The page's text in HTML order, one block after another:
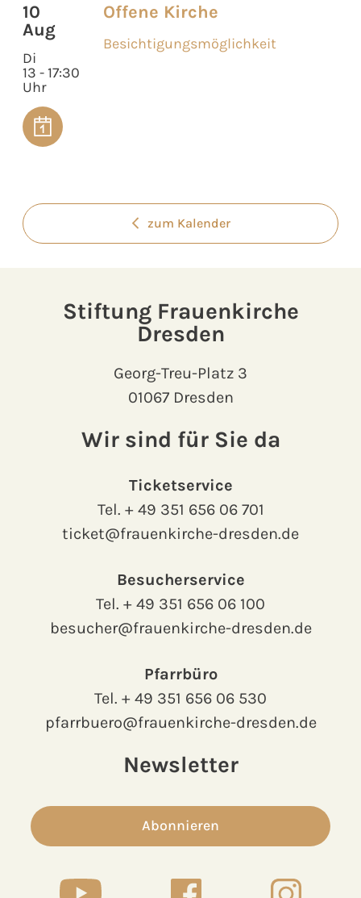
10
Aug
Di
13 - 17:30
Uhr
Offene Kirche
Besichtigungsmöglichkeit
zum Kalender
Stiftung Frauenkirche
Dresden
Georg-Treu-Platz 3
01067 Dresden
Wir sind für Sie da
Ticketservice
Tel. + 49 351 656 06 701
ticket@frauenkirche-dresden.de
Besucherservice
Tel. + 49 351 656 06 100
besucher@frauenkirche-dresden.de
Pfarrbüro
Tel. + 49 351 656 06 530
pfarrbuero@frauenkirche-dresden.de
Newsletter
Abonnieren